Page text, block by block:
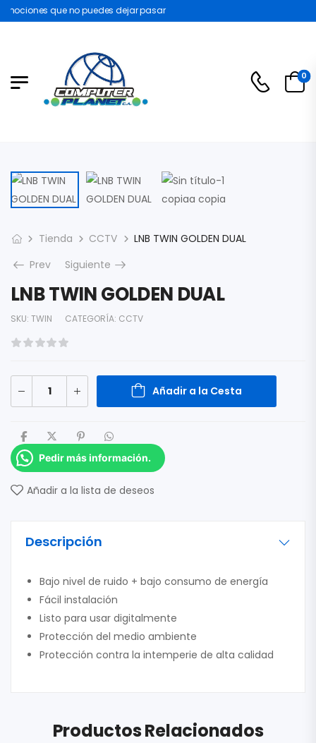
que no puedes dejar pasar
0
Tienda CCTV
LNB TWIN GOLDEN DUAL
Prev
Siguiente
LNB TWIN GOLDEN DUAL
SKU: TWIN CATEGORÍA: CCTV
Añadir a la Cesta
Pedir más información.
Añadir a la lista de deseos
Descripción
Bajo nivel de ruido + bajo consumo de energía
Fácil instalación
Listo para usar digitalmente
Protección del medio ambiente
Protección contra la intemperie de alta calidad
Productos Relacionados